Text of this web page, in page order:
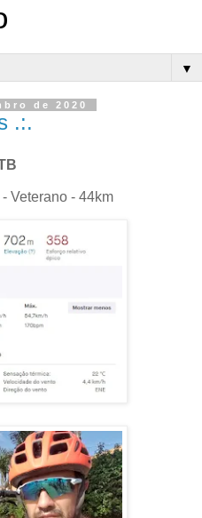
▼
de 2020
.:.
Veterano - 44km